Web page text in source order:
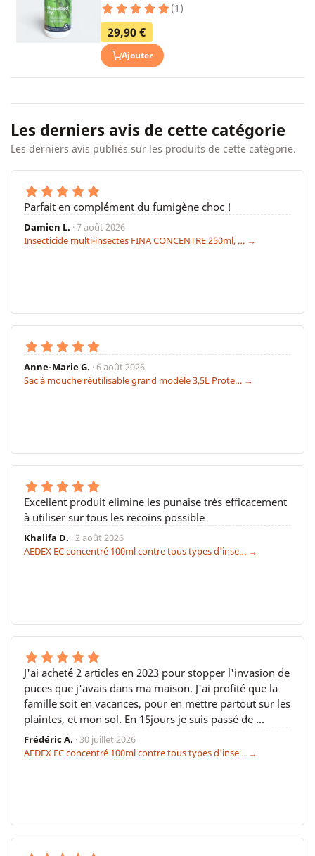
(1)
29,90 €
Ajouter
Les derniers avis de cette catégorie
Les derniers avis publiés sur les produits de cette catégorie.
Parfait en complément du fumigène choc !
Damien L. · 7 août 2026
Insecticide multi-insectes FINA CONCENTRE 250ml, … →
Anne-Marie G. · 6 août 2026
Sac à mouche réutilisable grand modèle 3,5L Prote… →
Excellent produit elimine les punaise très efficacement
à utiliser sur tous les recoins possible
Khalifa D. · 2 août 2026
AEDEX EC concentré 100ml contre tous types d'inse… →
J'ai acheté 2 articles en 2023 pour stopper l'invasion de
puces que j'avais dans ma maison. J'ai profité que la
famille soit en vacances, pour en mettre partout sur les
plaintes, et mon sol. En 15jours je suis passé de …
Frédéric A. · 30 juillet 2026
AEDEX EC concentré 100ml contre tous types d'inse… →